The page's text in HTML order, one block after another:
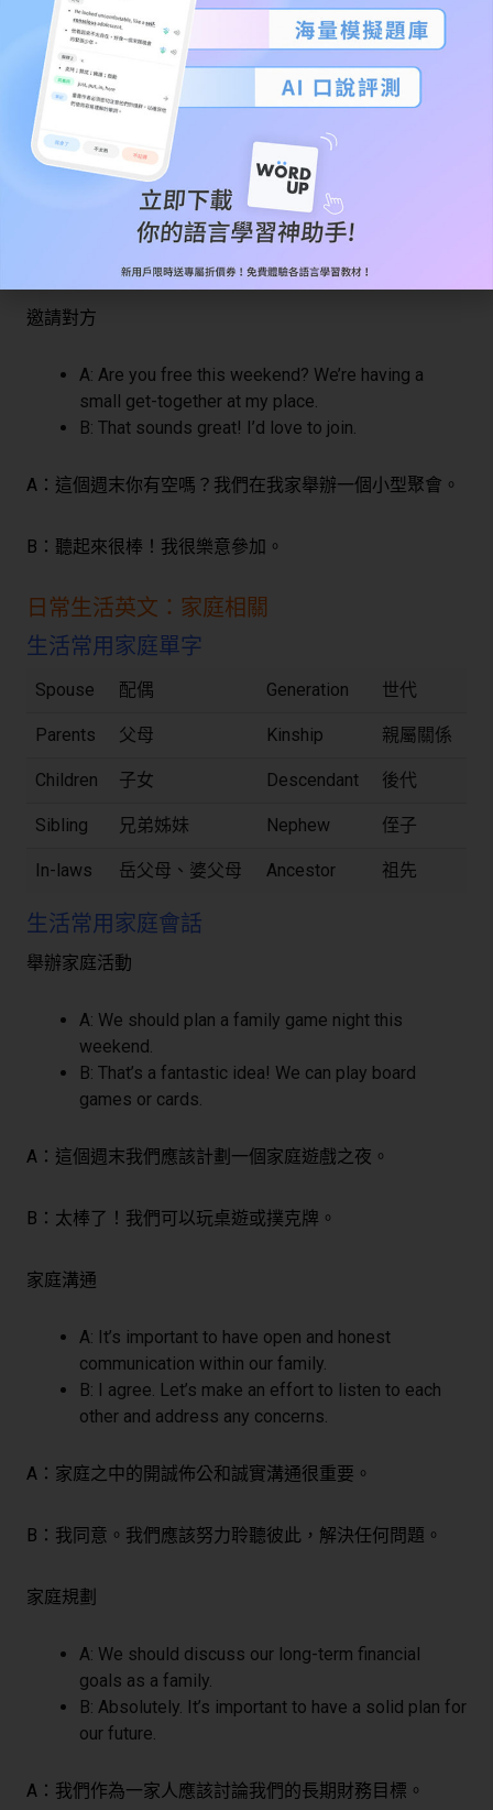
道別
A: It was nice meeting you. I hope to see you
again soon.
B: Same here. Take care!
A：很高興認識你。希望很快能再見到你。
邀請對方
A: Are you free this weekend? We’re having a
small get-together at my place.
B: That sounds great! I’d love to join.
A：這個週末你有空嗎？我們在我家舉辦一個小型聚會。
B：聽起來很棒！我很樂意參加。
日常生活英文：家庭相關
生活常用家庭單字
Spouse 配偶 Generation 世代
Parents 父母 Kinship 親屬關係
Children 子女 Descendant 後代
Sibling 兄弟姊妹 Nephew 侄子
In-laws 岳父母、婆父母 Ancestor 祖先
生活常用家庭會話
舉辦家庭活動
A: We should plan a family game night this
weekend.
B: That’s a fantastic idea! We can play board
games or cards.
A：這個週末我們應該計劃一個家庭遊戲之夜。
B：太棒了！我們可以玩桌遊或撲克牌。
家庭溝通
A: It’s important to have open and honest
communication within our family.
B: I agree. Let’s make an effort to listen to each
other and address any concerns.
A：家庭之中的開誠佈公和誠實溝通很重要。
B：我同意。我們應該努力聆聽彼此，解決任何問題。
家庭規劃
A: We should discuss our long-term financial
goals as a family.
B: Absolutely. It’s important to have a solid plan for
our future.
A：我們作為一家人應該討論我們的長期財務目標。